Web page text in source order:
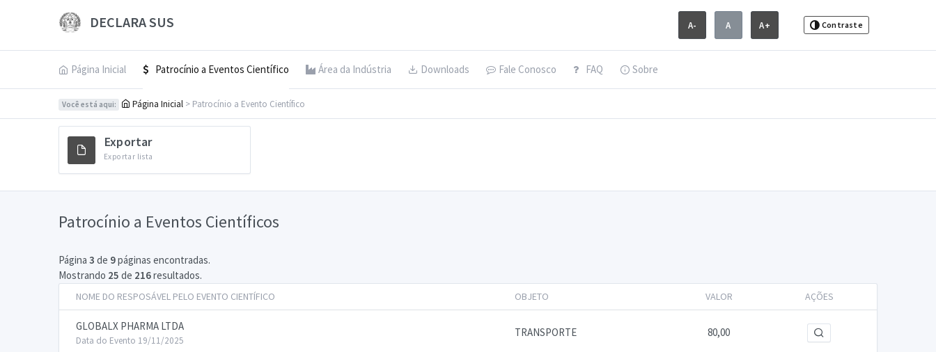
DECLARA SUS A- A A+ Contraste
Página Inicial Patrocínio a Eventos Científico Área da Indústria Downloads Fale Conosco FAQ Sobre
Você está aqui: Página Inicial > Patrocínio a Evento Científico
Exportar
Exportar lista
Patrocínio a Eventos Científicos
Página 3 de 9páginas encontradas.
Mostrando 25 de 216resultados.
NOME DO RESPOSÁVEL PELO EVENTO CIENTÍFICO OBJETO VALOR AÇÕES
GLOBALX PHARMA LTDA
Data do Evento 19/11/2025
TRANSPORTE 80,00